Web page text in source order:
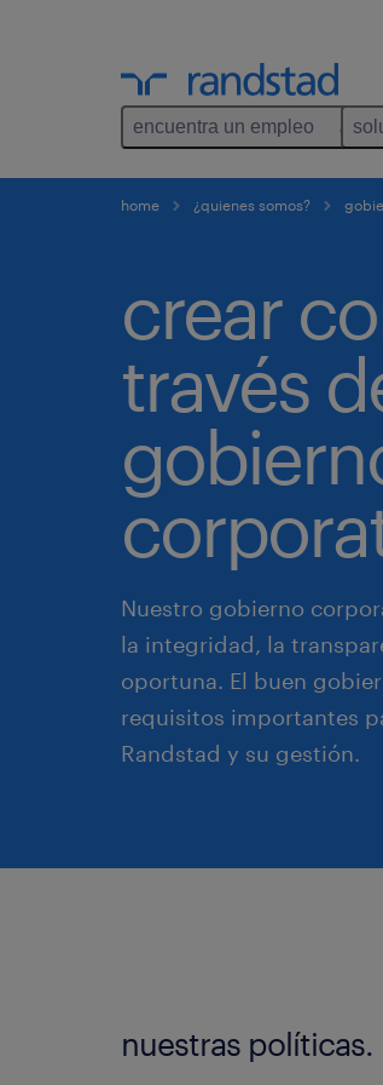
encuentra un empleo
home ¿quienes somos?
crear
través
Nuestro gobierno
la integridad, la
oportuna. El buen
requisitos importantes
Randstad y su gestión.
nuestras políticas.